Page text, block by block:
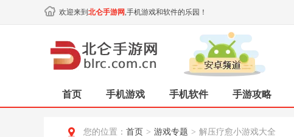
欢迎来到 北仑手游网,手机游戏和软件的乐园！
首页 手机游戏 手机软件 手游攻略
您的位置： 首页 > 游戏专题 > 解压疗愈小游戏大全